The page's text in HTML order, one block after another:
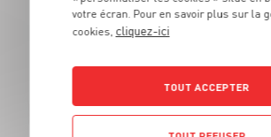
BOUCHER - H/F
(69)
votre écran. Pour en savoir plus sur la
cookies, cliquez-ici
TOUT ACCEPTER